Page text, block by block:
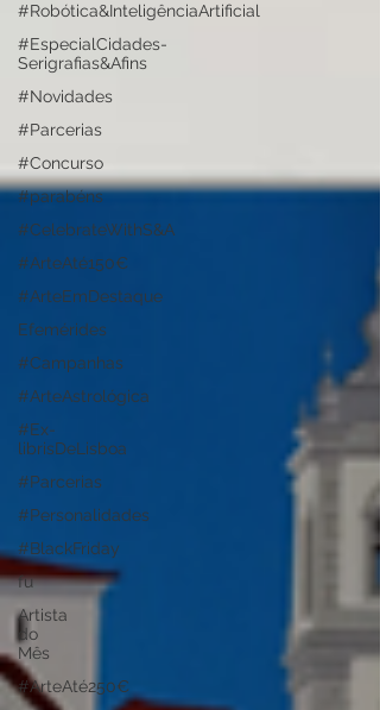
#Robótica&InteligênciaArtificial
#EspecialCidades-
Serigrafias&Afins
#Novidades
#Parcerias
#Concurso
#parabéns
#CelebrateWithS&A
#ArteAté150€
#ArteEmDestaque
Efemérides
#Campanhas
#ArteAstrológica
#Ex-
librisDeLisboa
#Parcerias
#Personalidades
#BlackFriday
fu
Artista
do
Mês
#ArteAté250€